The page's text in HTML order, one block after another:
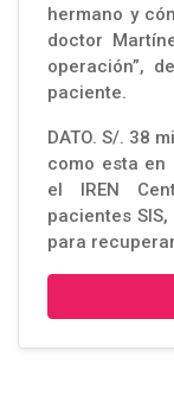
hermano y
doctor
operación”,
paciente.
DATO. S/. 38
como esta en
el IREN
pacientes
para